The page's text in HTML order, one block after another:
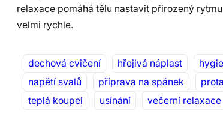
relaxace pomáhá tělu nastavit přirozený
velmi rychle.
dechová cvičení hřejivá náplast
napětí svalů
příprava na spánek
teplá koupel
usínání večerní relaxace